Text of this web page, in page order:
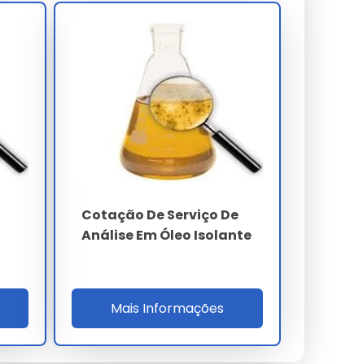
Cotação De Serviço De
Análise Em Óleo Isolante
Mais Informações